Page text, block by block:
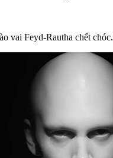
vai Feyd-Rautha chết chóc.